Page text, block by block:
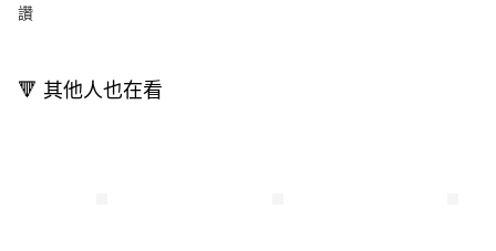
讚
🔻 其他人也在看